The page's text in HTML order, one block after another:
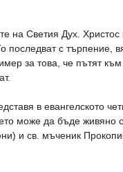
на Светия Дух.
последват с търпение,
за това, че пътят
в евангелското
може да бъде
и св. мъченик